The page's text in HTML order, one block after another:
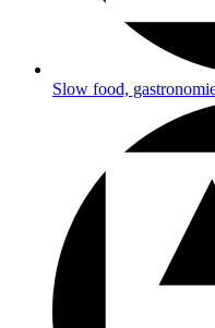
Slow food,